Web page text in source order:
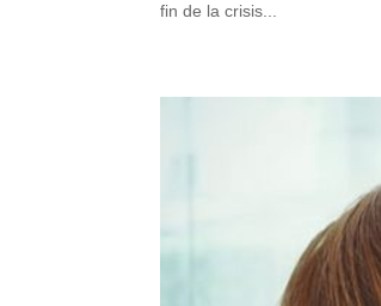
fin de la crisis...